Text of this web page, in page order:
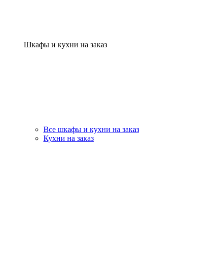
Шкафы и кухни на заказ
Все шкафы и кухни на заказ
Кухни на заказ